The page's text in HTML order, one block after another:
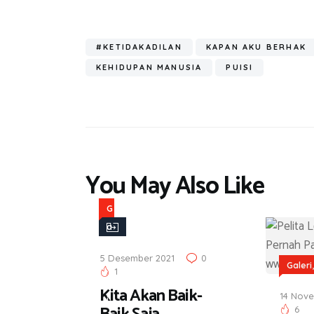
ce
o
ok
wi
er
h
s
A
el
gr
a
n in m
#KETIDAKADILAN KAPAN AKU BERHAK
KEHIDUPAN MANUSIA PUISI
You May Also Like
G
a
e
i
5 Desember 2021
0
1
Kita Akan Baik-
Galeri,
14
6